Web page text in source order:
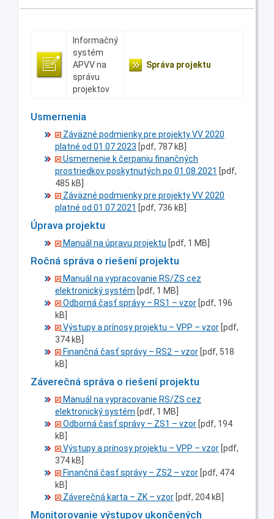
Informačný
systém
APVV na
správu
projektov
Správa projektu
Usmernenia
Záväzné podmienky pre projekty VV 2020
platné od 01.07.2023 [pdf, 787 kB]
Usmernenie k čerpaniu finančných
prostriedkov poskytnutých po 01.08.2021 [pdf,
485 kB]
Záväzné podmienky pre projekty VV 2020
platné od 01.07.2021 [pdf, 736 kB]
Úprava projektu
Manuál na úpravu projektu [pdf, 1 MB]
Ročná správa o riešení projektu
Manuál na vypracovanie RS/ZS cez
elektronický systém [pdf, 1 MB]
Odborná časť správy – RS1 – vzor [pdf, 196
kB]
Výstupy a prínosy projektu – VPP – vzor [pdf,
374 kB]
Finančná časť správy – RS2 – vzor [pdf, 518
kB]
Záverečná správa o riešení projektu
Manuál na vypracovanie RS/ZS cez
elektronický systém [pdf, 1 MB]
Odborná časť správy – ZS1 – vzor [pdf, 194
kB]
Výstupy a prínosy projektu – VPP – vzor [pdf,
374 kB]
Finančná časť správy – ZS2 – vzor [pdf, 474
kB]
Záverečná karta – ZK – vzor [pdf, 204 kB]
Monitorovanie výstupov ukončených